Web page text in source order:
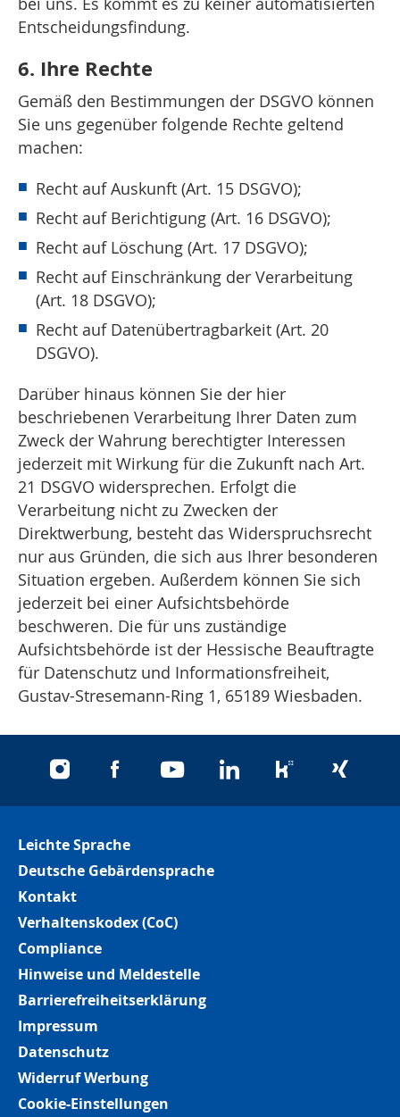
Entscheidungsfindung.
6. Ihre Rechte
Gemäß den Bestimmungen der DSGVO können
Sie uns gegenüber folgende Rechte geltend
machen:
Recht auf Auskunft (Art. 15 DSGVO);
Recht auf Berichtigung (Art. 16 DSGVO);
Recht auf Löschung (Art. 17 DSGVO);
Recht auf Einschränkung der Verarbeitung
(Art. 18 DSGVO);
Recht auf Datenübertragbarkeit (Art. 20
DSGVO).
Darüber hinaus können Sie der hier
beschriebenen Verarbeitung Ihrer Daten zum
Zweck der Wahrung berechtigter Interessen
jederzeit mit Wirkung für die Zukunft nach Art.
21 DSGVO widersprechen. Erfolgt die
Verarbeitung nicht zu Zwecken der
Direktwerbung, besteht das Widerspruchsrecht
nur aus Gründen, die sich aus Ihrer besonderen
Situation ergeben. Außerdem können Sie sich
jederzeit bei einer Aufsichtsbehörde
beschweren. Die für uns zuständige
Aufsichtsbehörde ist der Hessische Beauftragte
für Datenschutz und Informationsfreiheit,
Gustav-Stresemann-Ring 1, 65189 Wiesbaden.
instagramfacebookyoutubelinkedinkununuxing
Leichte Sprache
Deutsche Gebärdensprache
Kontakt
Verhaltenskodex (CoC)
Compliance
Hinweise und Meldestelle
Barrierefreiheitserklärung
Impressum
Datenschutz
Widerruf Werbung
Cookie-Einstellungen